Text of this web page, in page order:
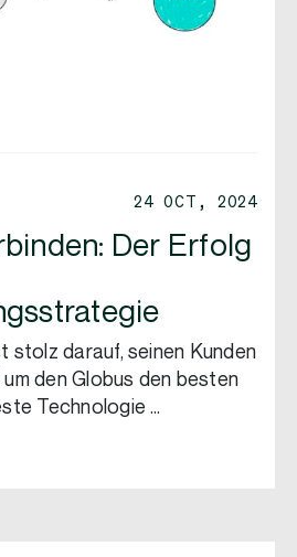
24 OCT, 2024
Der Erfolg
stolz darauf, seinen Kunden
den Globus den besten
Technologie …